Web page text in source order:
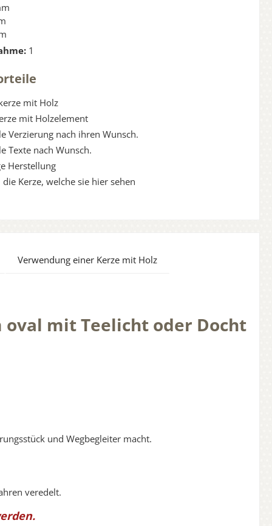
1
mit Holz
mit Holzelement
Verzierung nach ihren Wunsch.
Texte nach Wunsch.
Herstellung
die Kerze, welche sie hier sehen
Verwendung einer Kerze mit Holz
oval mit Teelicht oder Docht
und Wegbegleiter macht.
veredelt.